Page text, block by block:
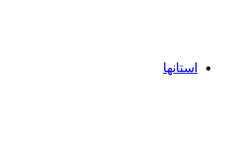
استانها